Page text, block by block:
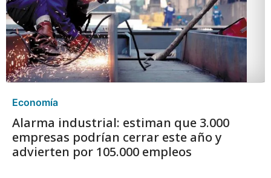
Economía
Alarma industrial: estiman que 3.000
empresas podrían cerrar este año y
advierten por 105.000 empleos